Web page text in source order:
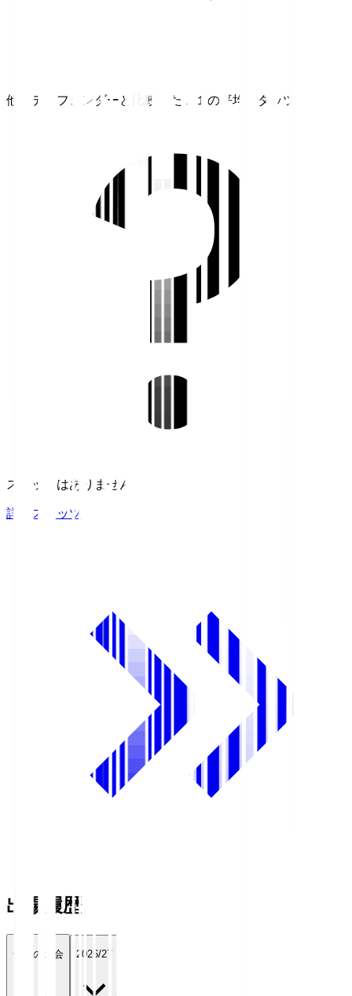
他のディフェンダーと比較したＪ１の平均スタッツ
スタッツはありません。
詳細スタッツ
出場履歴
全ての大会 2026/27